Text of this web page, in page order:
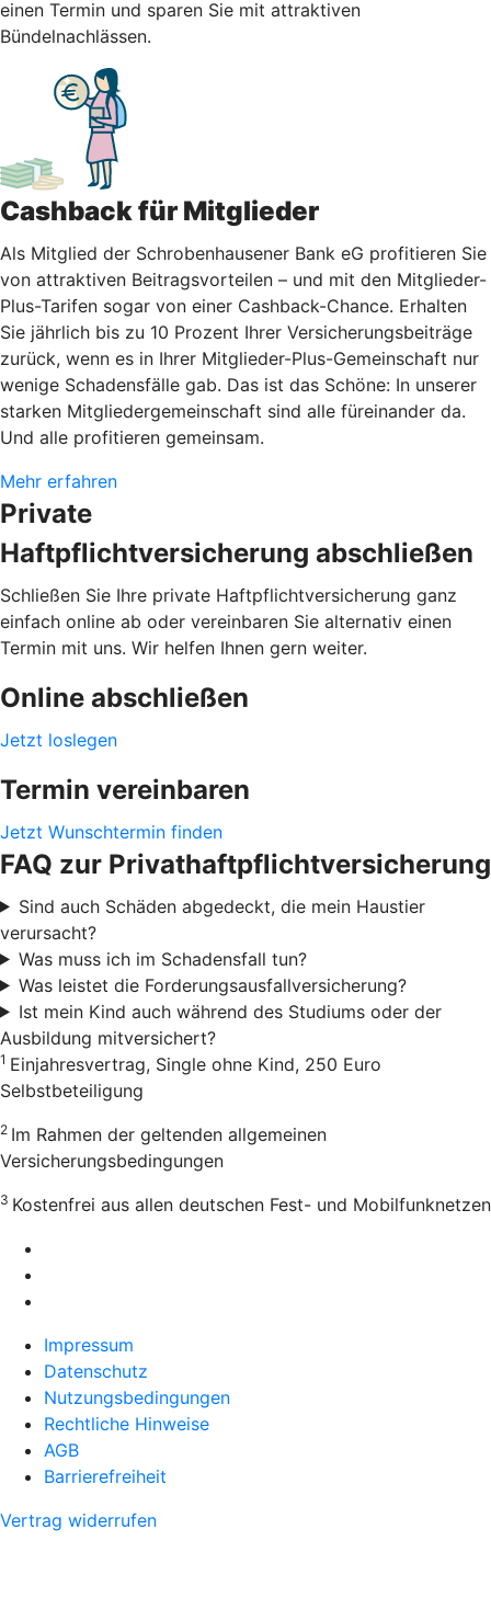
einen Termin und sparen Sie mit attraktiven
Bündelnachlässen.
Cashback für Mitglieder
Als Mitglied der Schrobenhausener Bank eG profitieren Sie
von attraktiven Beitragsvorteilen – und mit den Mitglieder-
Plus-Tarifen sogar von einer Cashback-Chance. Erhalten
Sie jährlich bis zu 10 Prozent Ihrer Versicherungsbeiträge
zurück, wenn es in Ihrer Mitglieder-Plus-Gemeinschaft nur
wenige Schadensfälle gab. Das ist das Schöne: In unserer
starken Mitgliedergemeinschaft sind alle füreinander da.
Und alle profitieren gemeinsam.
Mehr erfahren
Private
Haftpflichtversicherung abschließen
Schließen Sie Ihre private Haftpflichtversicherung ganz
einfach online ab oder vereinbaren Sie alternativ einen
Termin mit uns. Wir helfen Ihnen gern weiter.
Online abschließen
Jetzt loslegen
Termin vereinbaren
Jetzt Wunschtermin finden
FAQ zur Privathaftpflichtversicherung
Sind auch Schäden abgedeckt, die mein Haustier
verursacht?
Was muss ich im Schadensfall tun?
Was leistet die Forderungsausfallversicherung?
Ist mein Kind auch während des Studiums oder der
Ausbildung mitversichert?
1 Einjahresvertrag, Single ohne Kind, 250 Euro
Selbstbeteiligung
2 Im Rahmen der geltenden allgemeinen
Versicherungsbedingungen
3 Kostenfrei aus allen deutschen Fest- und Mobilfunknetzen
Impressum
Datenschutz
Nutzungsbedingungen
Rechtliche Hinweise
AGB
Barrierefreiheit
Vertrag widerrufen